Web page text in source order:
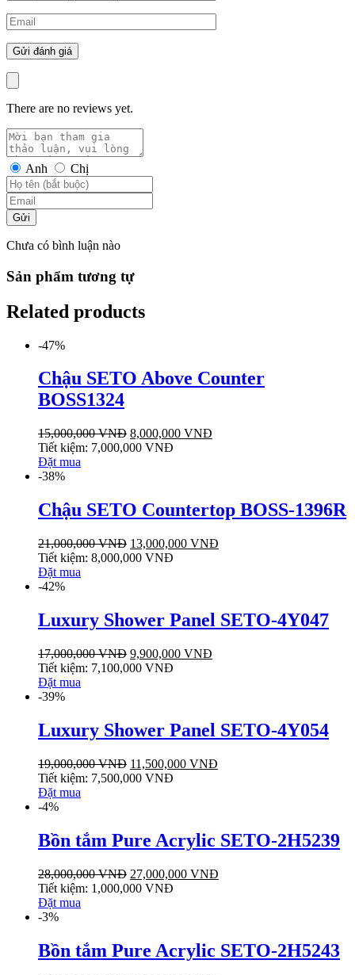
There are no reviews yet.
Anh Chị
Gửi
Chưa có bình luận nào
Sản phẩm tương tự
Related products
-47%
Chậu SETO Above Counter
BOSS1324
15,000,000VNĐ 8,000,000 VNĐ
Tiết kiệm: 7,000,000 VNĐ
Đặt mua
-38%
Chậu SETO Countertop BOSS-1396R
21,000,000VNĐ 13,000,000 VNĐ
Tiết kiệm: 8,000,000 VNĐ
Đặt mua
-42%
Luxury Shower Panel SETO-4Y047
17,000,000VNĐ 9,900,000 VNĐ
Tiết kiệm: 7,100,000 VNĐ
Đặt mua
-39%
Luxury Shower Panel SETO-4Y054
19,000,000VNĐ 11,500,000 VNĐ
Tiết kiệm: 7,500,000 VNĐ
Đặt mua
-4%
Bồn tắm Pure Acrylic SETO-2H5239
28,000,000VNĐ 27,000,000 VNĐ
Tiết kiệm: 1,000,000 VNĐ
Đặt mua
-3%
Bồn tắm Pure Acrylic SETO-2H5243